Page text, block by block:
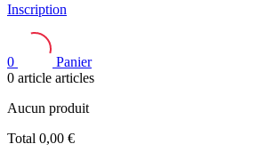
Inscription
0
Panier
0 article articles
Aucun produit
Total 0,00 €